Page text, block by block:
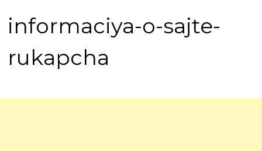
informaciya-o-sajte-
rukapcha